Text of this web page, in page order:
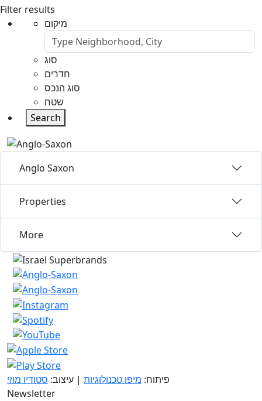
Filter results
מיקום
סוג
חדרים
סוג הנכס
שטח
Search
Anglo Saxon
Properties
More
פיתוח: מיפו טכנולוגיות | עיצוב: סטודיו מוזי
Newsletter